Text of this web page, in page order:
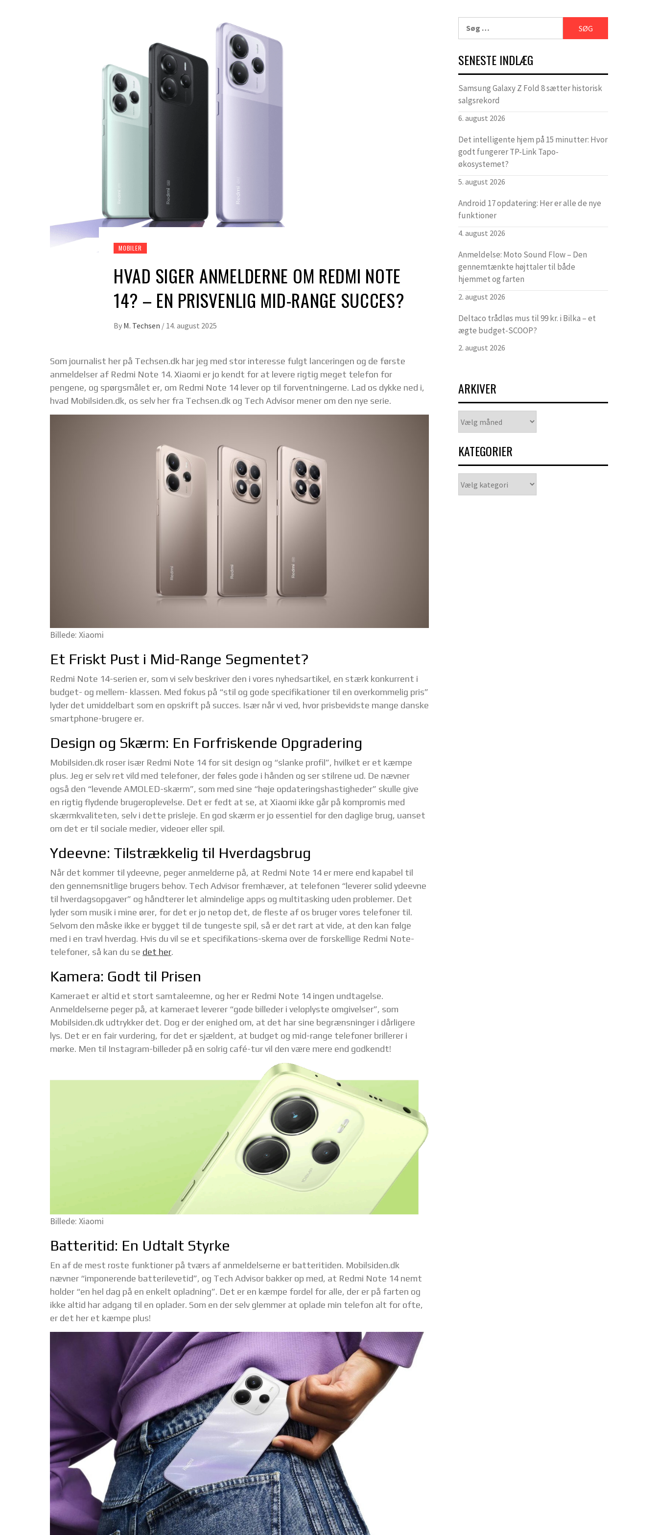
MOBILER
HVAD SIGER ANMELDERNE OM REDMI NOTE
14? – EN PRISVENLIG MID-RANGE SUCCES?
By M. Techsen / 14. august 2025
Som journalist her på Techsen.dk har jeg med stor interesse fulgt lanceringen og de første
anmeldelser af Redmi Note 14. Xiaomi er jo kendt for at levere rigtig meget telefon for
pengene, og spørgsmålet er, om Redmi Note 14 lever op til forventningerne. Lad os dykke ned i,
hvad Mobilsiden.dk, os selv her fra Techsen.dk og Tech Advisor mener om den nye serie.
Billede: Xiaomi
Et Friskt Pust i Mid-Range Segmentet?
Redmi Note 14-serien er, som vi selv beskriver den i vores nyhedsartikel, en stærk konkurrent i
budget- og mellem- klassen. Med fokus på “stil og gode specifikationer til en overkommelig pris”
lyder det umiddelbart som en opskrift på succes. Især når vi ved, hvor prisbevidste mange danske
smartphone-brugere er.
Design og Skærm: En Forfriskende Opgradering
Mobilsiden.dk roser især Redmi Note 14 for sit design og “slanke profil”, hvilket er et kæmpe
plus. Jeg er selv ret vild med telefoner, der føles gode i hånden og ser stilrene ud. De nævner
også den “levende AMOLED-skærm”, som med sine “høje opdateringshastigheder” skulle give
en rigtig flydende brugeroplevelse. Det er fedt at se, at Xiaomi ikke går på kompromis med
skærmkvaliteten, selv i dette prisleje. En god skærm er jo essentiel for den daglige brug, uanset
om det er til sociale medier, videoer eller spil.
Ydeevne: Tilstrækkelig til Hverdagsbrug
Når det kommer til ydeevne, peger anmelderne på, at Redmi Note 14 er mere end kapabel til
den gennemsnitlige brugers behov. Tech Advisor fremhæver, at telefonen “leverer solid ydeevne
til hverdagsopgaver” og håndterer let almindelige apps og multitasking uden problemer. Det
lyder som musik i mine ører, for det er jo netop det, de fleste af os bruger vores telefoner til.
Selvom den måske ikke er bygget til de tungeste spil, så er det rart at vide, at den kan følge
med i en travl hverdag. Hvis du vil se et specifikations-skema over de forskellige Redmi Note-
telefoner, så kan du se det her.
Kamera: Godt til Prisen
Kameraet er altid et stort samtaleemne, og her er Redmi Note 14 ingen undtagelse.
Anmeldelserne peger på, at kameraet leverer “gode billeder i veloplyste omgivelser”, som
Mobilsiden.dk udtrykker det. Dog er der enighed om, at det har sine begrænsninger i dårligere
lys. Det er en fair vurdering, for det er sjældent, at budget og mid-range telefoner brillerer i
mørke. Men til Instagram-billeder på en solrig café-tur vil den være mere end godkendt!
Billede: Xiaomi
Batteritid: En Udtalt Styrke
En af de mest roste funktioner på tværs af anmeldelserne er batteritiden. Mobilsiden.dk
nævner “imponerende batterilevetid”, og Tech Advisor bakker op med, at Redmi Note 14 nemt
holder “en hel dag på en enkelt opladning”. Det er en kæmpe fordel for alle, der er på farten og
ikke altid har adgang til en oplader. Som en der selv glemmer at oplade min telefon alt for ofte,
er det her et kæmpe plus!
efter:
SENESTE INDLÆG
Samsung Galaxy Z Fold 8 sætter historisk
salgsrekord
6. august 2026
Det intelligente hjem på 15 minutter: Hvor
godt fungerer TP-Link Tapo-
økosystemet?
5. august 2026
Android 17 opdatering: Her er alle de nye
funktioner
4. august 2026
Anmeldelse: Moto Sound Flow – Den
gennemtænkte højttaler til både
hjemmet og farten
2. august 2026
Deltaco trådløs mus til 99 kr. i Bilka – et
ægte budget-SCOOP?
2. august 2026
ARKIVER
KATEGORIER